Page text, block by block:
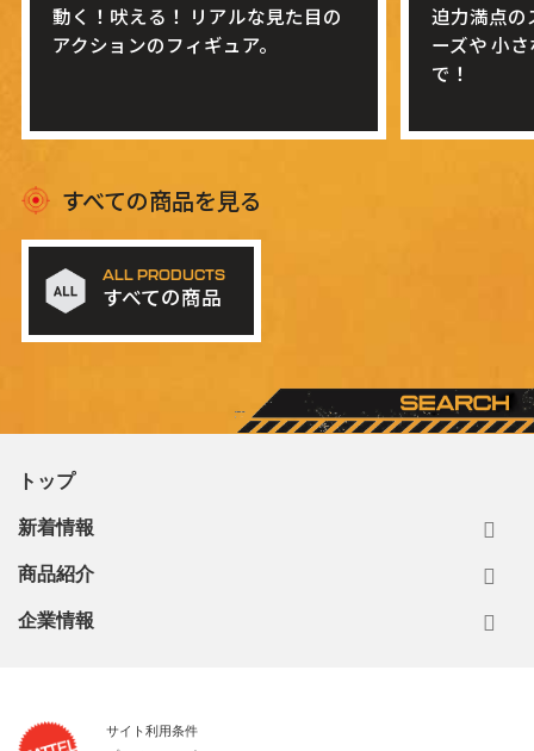
動く！吠える！ リアルな見た目の
アクションのフィギュア。
迫力満点の
ーズや小
で！
すべての商品を見る
ALL PRODUCTS
すべての商品
トップ
新着情報
商品紹介
企業情報
サイト利用条件